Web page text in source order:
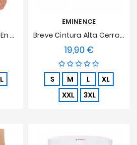
Camiseta De Cuello En V Luxor
EMINENCE
Breve Cintura Alta Cerrada Luxor
19,90 €
S M L
XL
XXL
3XL